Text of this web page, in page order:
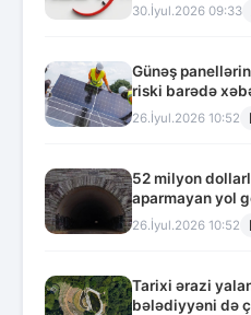
30.İyul.2026 09:33
Günəş
riski barədə
26.İyul.2026 10:52
52 milyon
aparmayan yol
26.İyul.2026 10:52
Tarixi ərazi
bələdiyyəni də